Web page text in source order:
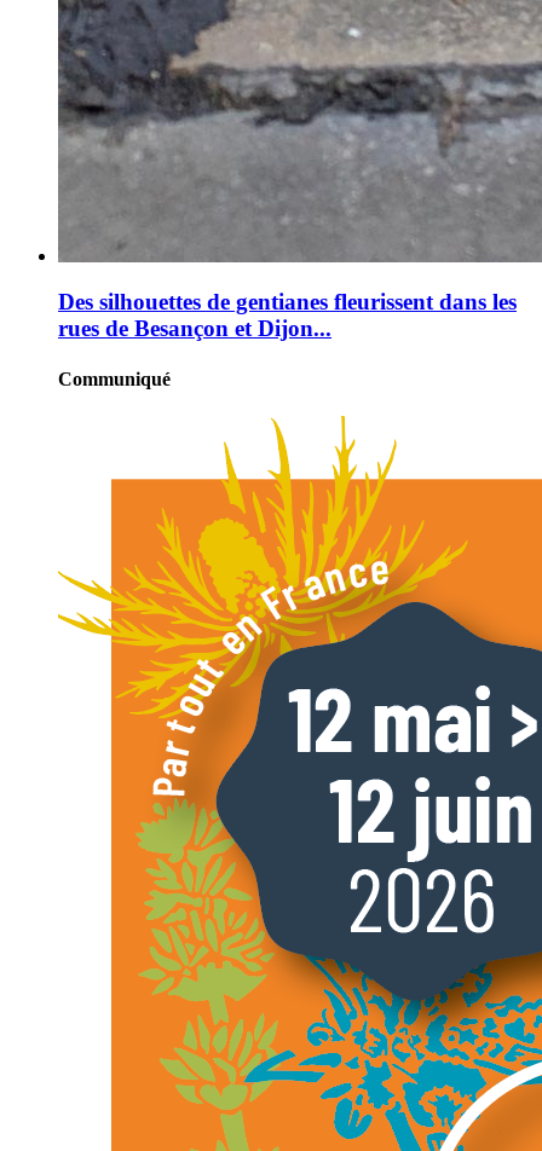
Des silhouettes de gentianes fleurissent dans les
rues de Besançon et Dijon...
Communiqué